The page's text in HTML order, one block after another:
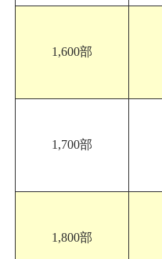
1,600部
1,700部
1,800部